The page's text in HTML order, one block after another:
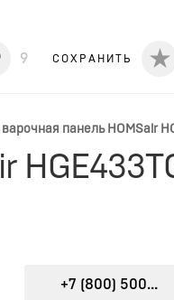
СОХРАНИТЬ
9
варочная панель HOMSair
+7 (800) 500...